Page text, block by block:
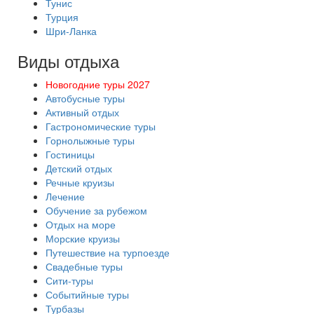
Тунис
Турция
Шри-Ланка
Виды отдыха
Новогодние туры 2027
Автобусные туры
Активный отдых
Гастрономические туры
Горнолыжные туры
Гостиницы
Детский отдых
Речные круизы
Лечение
Обучение за рубежом
Отдых на море
Морские круизы
Путешествие на турпоезде
Свадебные туры
Сити-туры
Событийные туры
Турбазы